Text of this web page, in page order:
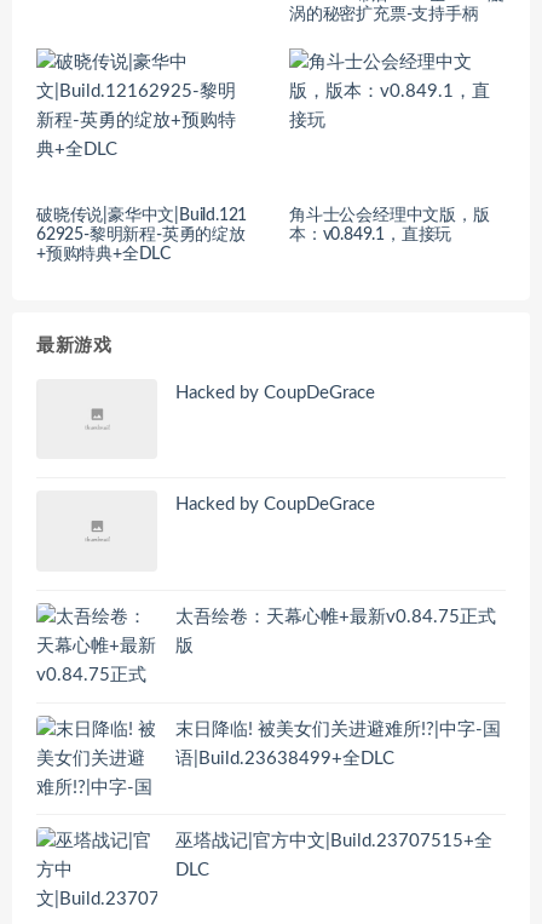
涡的秘密扩充票-支持手柄
破晓传说|豪华中文|Build.121
62925-黎明新程-英勇的绽放
+预购特典+全DLC
角斗士公会经理中文版，版
本：v0.849.1，直接玩
最新游戏
Hacked by CoupDeGrace
Hacked by CoupDeGrace
太吾绘卷：天幕心帷+最新v0.84.75正式
版
末日降临! 被美女们关进避难所!?|中字-国
语|Build.23638499+全DLC
巫塔战记|官方中文|Build.23707515+全
DLC